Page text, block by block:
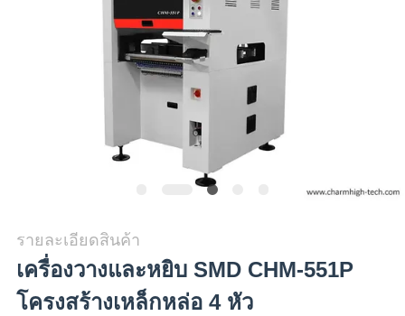
ความ
เป็น
รายละเอียดสินค้า
เครื่องวางและหยิบ SMD CHM-551P
โครงสร้างเหล็กหล่อ 4 หัว